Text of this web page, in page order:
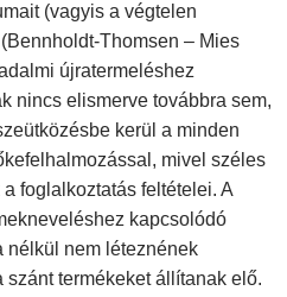
(vagyis a végtelen
Thomsen – Mies
újratermeléshez
nincs elismerve továbbra sem,
kerül a minden
mivel széles
foglalkoztatás feltételei. A
kapcsolódó
nélkül nem léteznének
termékeket állítanak elő.